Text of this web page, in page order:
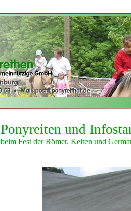
Ponyreiten und
beim Fest der Römer, Kelten und